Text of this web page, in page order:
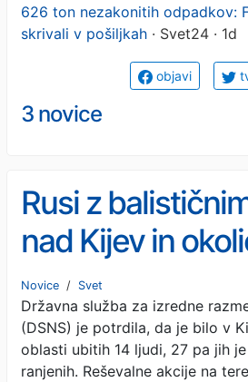
626 ton nezakonitih odpadkov:
skrivali v pošiljkah · Svet24 · 1d
objavi
3 novice
Rusi z
nad Kijev in
mrtvih in ranjenih
Novice / Svet
Državna služba za izredne
(DSNS) je potrdila, da je bilo v
oblasti ubitih 14 ljudi, 27 pa jih
ranjenih. Reševalne akcije na